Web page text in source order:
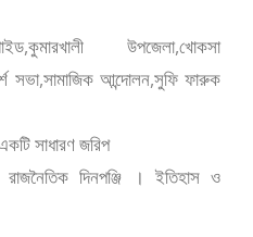
,কুমারখালী উপজেলা,খোকসা
সভা,সামাজিক আন্দোলন,সুফি ফারুক
সাধারণ জরিপ
রাজনৈতিক দিনপঞ্জি । ইতিহাস ও